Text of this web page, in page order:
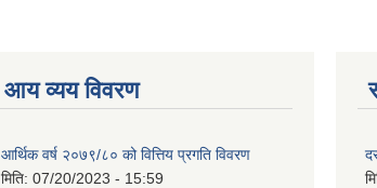
आय व्यय विवरण
आर्थिक वर्ष २०७९/८० को वित्तिय प्रगति विवरण
मिति: 07/20/2023 - 15:59